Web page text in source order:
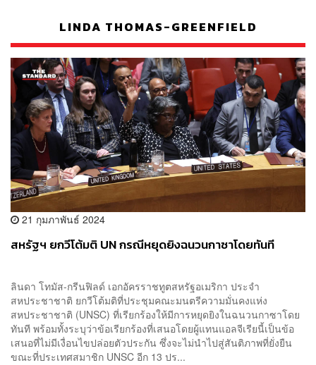
LINDA THOMAS-GREENFIELD
21 กุมภาพันธ์ 2024
สหรัฐฯ ยกวีโต้มติ UN กรณีหยุดยิงฉนวนกาซาโดยทันที
ลินดา โทมัส-กรีนฟิลด์ เอกอัครราชทูตสหรัฐอเมริกา ประจำ
สหประชาชาติ ยกวีโต้มติที่ประชุมคณะมนตรีความมั่นคงแห่ง
สหประชาชาติ (UNSC) ที่เรียกร้องให้มีการหยุดยิงในฉนวนกาซาโดย
ทันที พร้อมทั้งระบุว่าข้อเรียกร้องที่เสนอโดยผู้แทนแอลจีเรียนี้เป็นข้อ
เสนอที่ไม่มีเงื่อนไขปล่อยตัวประกัน ซึ่งจะไม่นำไปสู่สันติภาพที่ยั่งยืน
ขณะที่ประเทศสมาชิก UNSC อีก 13 ปร...